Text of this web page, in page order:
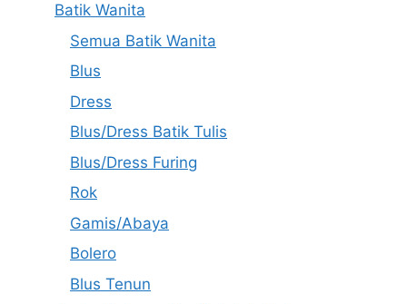
Batik Wanita
Semua Batik Wanita
Blus
Dress
Blus/Dress Batik Tulis
Blus/Dress Furing
Rok
Gamis/Abaya
Bolero
Blus Tenun